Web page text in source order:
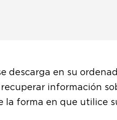
descarga en su
información
forma en que utilice